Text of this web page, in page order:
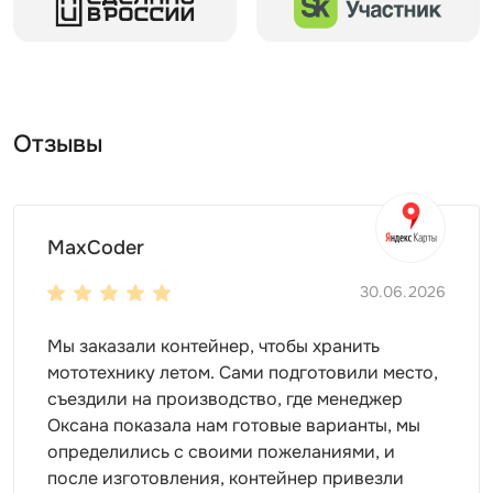
в вахтовом поселке и т.д.
для хранения материалов
для мототехники и т.д.
Внутри и снаружи
организовать так, чтобы оно было еще удобнее. Мы
советуем установить:
полки
шкафы
Отзывы
MaxCoder
30.06.2026
Мы заказали контейнер, чтобы хранить
мототехнику летом. Сами подготовили место,
съездили на производство, где менеджер
Оксана показала нам готовые варианты, мы
определились с своими пожеланиями, и
после изготовления, контейнер привезли